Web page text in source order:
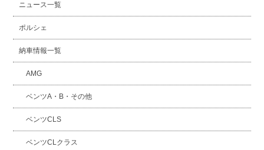
ニュース一覧
ポルシェ
納車情報一覧
AMG
ベンツA・B・その他
ベンツCLS
ベンツCLクラス